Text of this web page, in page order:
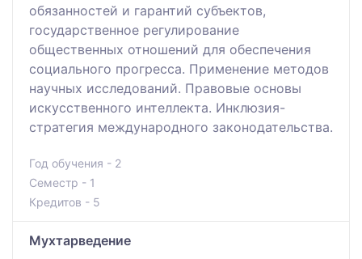
обязанностей и гарантий субъектов,
государственное регулирование
общественных отношений для обеспечения
социального прогресса. Применение методов
научных исследований. Правовые основы
искусственного интеллекта. Инклюзия-
стратегия международного законодательства.
Год обучения - 2
Семестр - 1
Кредитов - 5
Мухтарведение